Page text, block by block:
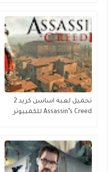
تحميل لعبة اساسن كريد 2
Assassin’s Creed للكمبيوتر